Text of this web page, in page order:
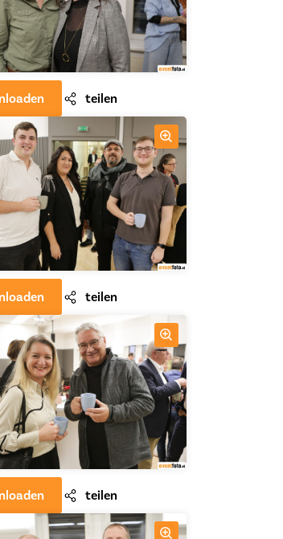
teilen
teilen
teilen